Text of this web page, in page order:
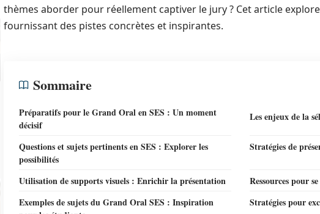
thèmes aborder pour réellement captiver le jury ? Cet article
fournissant des pistes concrètes et inspirantes.
Sommaire
Préparatifs pour le Grand Oral en SES : Un moment
décisif
Les enjeux de la
Questions et sujets pertinents en SES : Explorer les
possibilités
Stratégies de
Utilisation de supports visuels : Enrichir la présentation
Ressources pour
Exemples de sujets du Grand Oral SES : Inspiration
Stratégies pour